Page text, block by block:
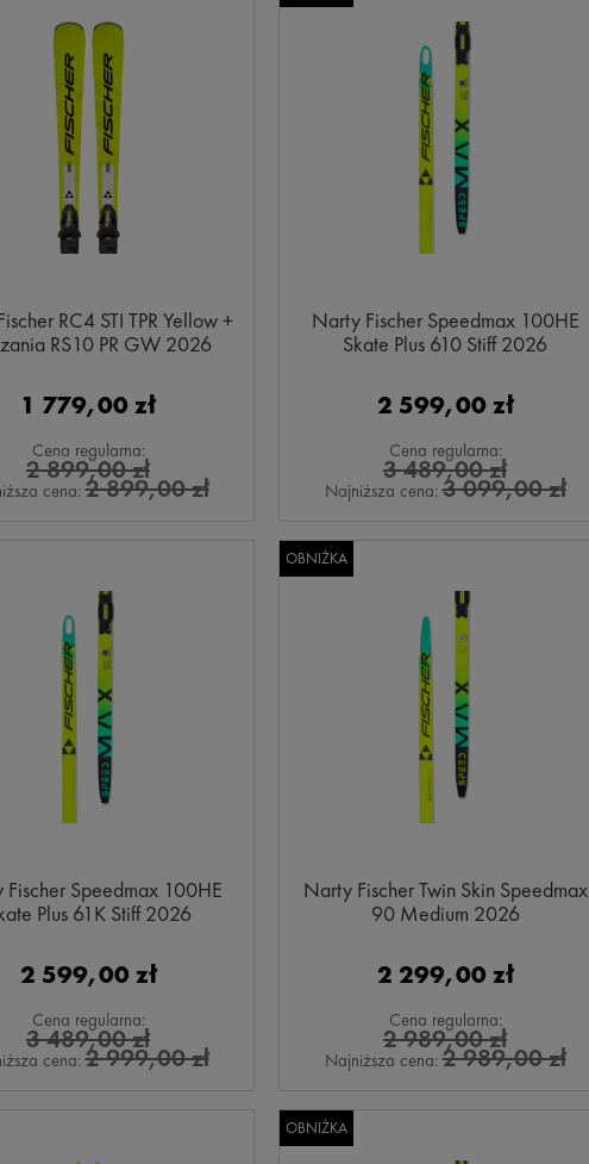
RC4 STI TPR Yellow +
RS10 PR GW 2026
1 779,00 zł
Cena regularna:
2 899,00 zł
cena:2 899,00 zł
Narty Fischer Speedmax 100HE
Skate Plus 610 Stiff 2026
2 599,00 zł
Cena regularna:
3 489,00 zł
Najniższa cena:3 099,00 zł
Speedmax 100HE
Plus 61K Stiff 2026
2 599,00 zł
Cena regularna:
3 489,00 zł
cena:2 999,00 zł
Narty Fischer Twin Skin Speedmax
90 Medium 2026
2 299,00 zł
Cena regularna:
2 989,00 zł
Najniższa cena:2 989,00 zł
OBNIŻKA
OBNIŻKA